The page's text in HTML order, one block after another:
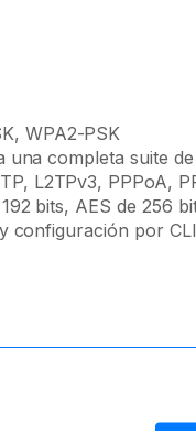
WPA2-PSK
completa suite
L2TPv3, PPPoA,
bits, AES de 256
configuración por